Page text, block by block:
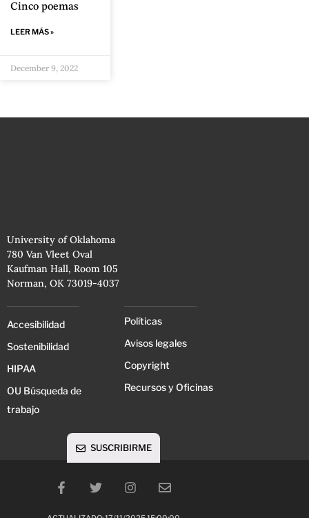
Cinco poemas
LEER MÁS »
December 9, 2022
University of Oklahoma
780 Van Vleet Oval
Kaufman Hall, Room 105
Norman, OK 73019-4037
Accesibilidad
Sostenibilidad
HIPAA
OU Búsqueda de
trabajo
Políticas
Avisos legales
Copyright
Recursos y Oficinas
SUSCRIBIRME